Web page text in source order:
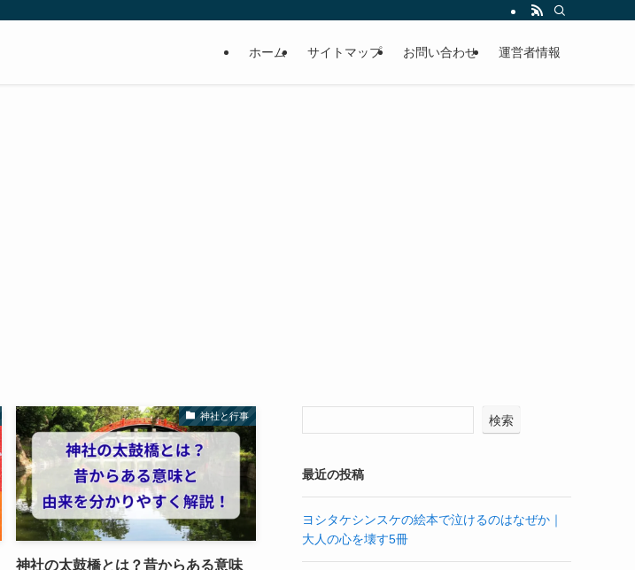
ホーム サイトマップ お問い合わせ 運営者情報
神社と行事
神社の太鼓橋とは？昔からある意味
検索
最近の投稿
ヨシタケシンスケの絵本で泣けるのはなぜか｜
大人の心を壊す5冊